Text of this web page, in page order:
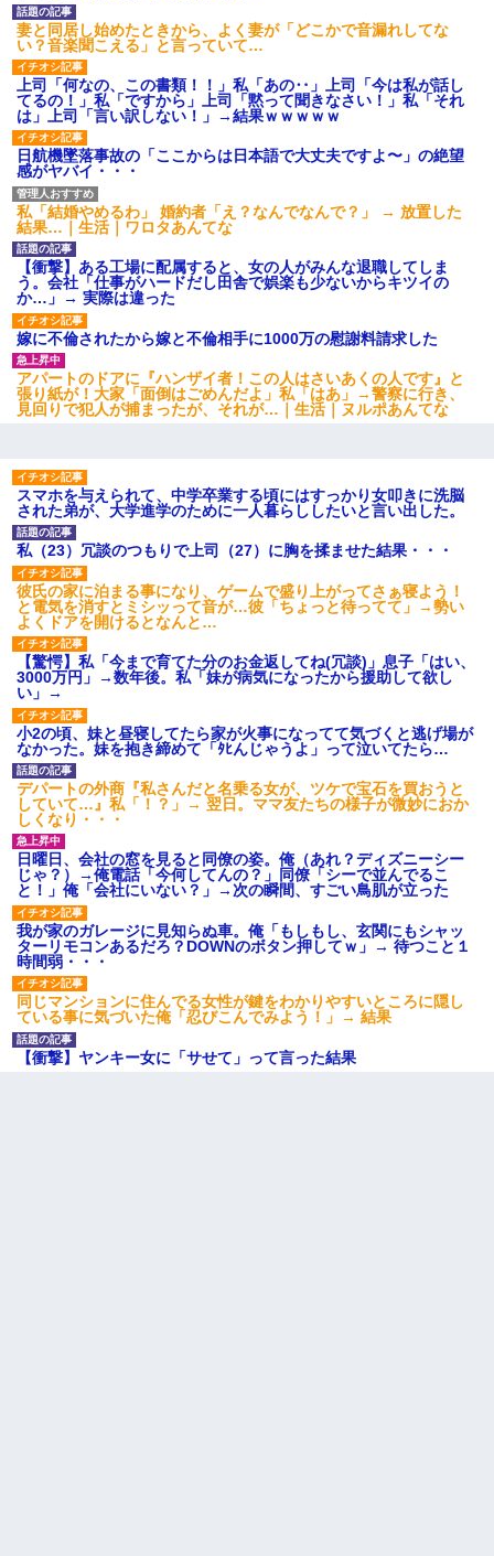
兄の新しい嫁がやらかしすぎて辛い。当たり前のように実家や姪
の幼稚園に来る
義兄嫁「娘が大学に入ったら下宿させて」私「しつこい、学校斡
旋のアパートに行け」→ 旦那が義兄に通報したら「志望校を変え
ろ！」とキレて・・・
ずっとニートだと思ってた同居の義弟が投資で旦那より稼いでる
とか知らなかった…
嫁が涙声で『会いたいね』とか言っているのが聞こえた。俺「こ
んな時間に誰と電話してんの？」嫁「ごめんなさい…！（大号
泣」俺（キターー）→
彼女(37)の情欲がえげつない件ｗｗｗｗｗｗｗ
【衝撃】ある工場に配属すると、女の人がみんな退職してしま
小学生の妹が20代の弟とチューしてるのに、見て見ぬふりの親を
見てから実家を出た。それから15年、妹が弟の子を妊娠したらし
くもう堕胎できない月なんだと母から連絡がきた…｜生活｜ワロ
タあんてな
俺「初対面でなに言ったか覚えてる？」嫁「臭いんだよ！キモオ
タ？だっけ？」俺「だいたい合ってる。で、なんで告白してきた
の？」→
ナンパにほいほい付いていった私、地獄に落ちる
男だけどリベンジポノレノの被害者になって未だに人生が立ち直
せない
10年ほど前、息子がまだ年中だった時に離婚したんだけど、一昨
年の暮れに突然息子が職場を訪ねてきた。
【GJ!】会社から帰宅中、広い駐車場にエンジンかけっ放しの車を
発見。しかも「ヒィ～」みたいな声も聞こえてきたので気になっ
て近寄ったら女の子がおっさんの下敷きになってた
ワイアラサー主婦、昨晩久しぶりに夫と致した結果ｗｗｗｗｗ
近所のお寺に住み込みで手伝いしてる知的障害のオッサンがい
妻と同居し始めたときから、よく妻が「どこかで音漏れしてな
い？音楽聞こえる」と言っていて…
上司「何なの、この書類！！」私「あの‥」上司「今は私が話し
てるの！」私「ですから」上司「黙って聞きなさい！」私「それ
は」上司「言い訳しない！」→結果ｗｗｗｗｗ
日航機墜落事故の「ここからは日本語で大丈夫ですよ〜」の絶望
感がヤバイ・・・
私「結婚やめるわ」 婚約者「え？なんでなんで？」 → 放置した
結果…｜生活｜ワロタあんてな
【衝撃】ある工場に配属すると、女の人がみんな退職してしま
う。会社「仕事がハードだし田舎で娯楽も少ないからキツイの
か…」→ 実際は違った
嫁に不倫されたから嫁と不倫相手に1000万の慰謝料請求した
アパートのドアに『ハンザイ者！この人はさいあくの人です』と
張り紙が！大家「面倒はごめんだよ」私「はあ」→警察に行き、
見回りで犯人が捕まったが、それが…｜生活｜ヌルポあんてな
スマホを与えられて、中学卒業する頃にはすっかり女叩きに洗脳
された弟が、大学進学のために一人暮らししたいと言い出した。
私（23）冗談のつもりで上司（27）に胸を揉ませた結果・・・
彼氏の家に泊まる事になり、ゲームで盛り上がってさぁ寝よう！
と電気を消すとミシッって音が…彼「ちょっと待ってて」→勢い
よくドアを開けるとなんと…
【驚愕】私「今まで育てた分のお金返してね(冗談)」息子「はい、
3000万円」→数年後。私「妹が病気になったから援助して欲し
い」→
小2の頃、妹と昼寝してたら家が火事になってて気づくと逃げ場が
なかった。妹を抱き締めて「ﾀﾋんじゃうよ」って泣いてたら…
デパートの外商『私さんだと名乗る女が、ツケで宝石を買おうと
していて…』私「！？」→ 翌日。ママ友たちの様子が微妙におか
しくなり・・・
日曜日、会社の窓を見ると同僚の姿。俺（あれ？ディズニーシー
じゃ？）→俺電話「今何してんの？」同僚「シーで並んでるこ
と！」俺「会社にいない？」→次の瞬間、すごい鳥肌が立った
我が家のガレージに見知らぬ車。俺「もしもし、玄関にもシャッ
ターリモコンあるだろ？DOWNのボタン押してｗ」→ 待つこと１
時間弱・・・
同じマンションに住んでる女性が鍵をわかりやすいところに隠し
ている事に気づいた俺「忍びこんでみよう！」→ 結果
【衝撃】ヤンキー女に「サせて」って言った結果